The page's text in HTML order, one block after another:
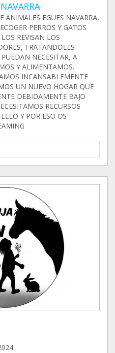
ANIMALES EGUES NAVARRA,
PERROS Y GATOS
REVISAN LOS
TRATANDOLES
NECESITAR, A
Y ALIMENTAMOS.
INCANSABLEMENTE
UN NUEVO HOGAR QUE
DEBIDAMENTE BAJO
RECURSOS
Y POR ESO OS